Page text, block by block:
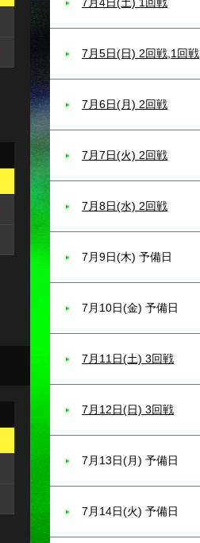
7月4日(土) 1回戦
7月5日(日) 2回戦,1回戦
7月6日(月) 2回戦
7月7日(火) 2回戦
7月8日(水) 2回戦
7月9日(木) 予備日
7月10日(金) 予備日
7月11日(土) 3回戦
7月12日(日) 3回戦
7月13日(月) 予備日
7月14日(火) 予備日